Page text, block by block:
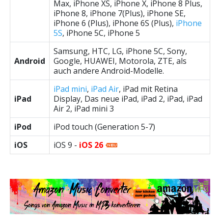
Max, iPhone XS, iPhone X, iPhone 8 Plus,
iPhone 8, iPhone 7(Plus), iPhone SE,
iPhone 6 (Plus), iPhone 6S (Plus), iPhone
5S, iPhone 5C, iPhone 5
Android
Samsung, HTC, LG, iPhone 5C, Sony,
Google, HUAWEI, Motorola, ZTE, als
auch andere Android-Modelle.
iPad
iPad mini, iPad Air, iPad mit Retina
Display, Das neue iPad, iPad 2, iPad, iPad
Air 2, iPad mini 3
iPod
iPod touch (Generation 5-7)
iOS
iOS 9 - iOS 26